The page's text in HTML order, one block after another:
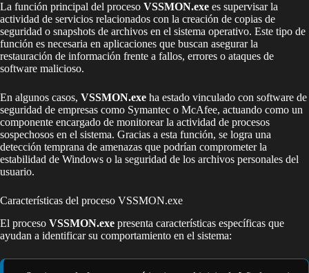
La función principal del proceso VSSMON.exe es supervisar la
actividad de servicios relacionados con la creación de copias de
seguridad o snapshots de archivos en el sistema operativo. Este tipo de
función es necesaria en aplicaciones que buscan asegurar la
restauración de información frente a fallos, errores o ataques de
software malicioso.
En algunos casos, VSSMON.exe ha estado vinculado con software de
seguridad de empresas como Symantec o McAfee, actuando como un
componente encargado de monitorear la actividad de procesos
sospechosos en el sistema. Gracias a esta función, se logra una
detección temprana de amenazas que podrían comprometer la
estabilidad de Windows o la seguridad de los archivos personales del
usuario.
Características del proceso VSSMON.exe
El proceso VSSMON.exe presenta características específicas que
ayudan a identificar su comportamiento en el sistema: